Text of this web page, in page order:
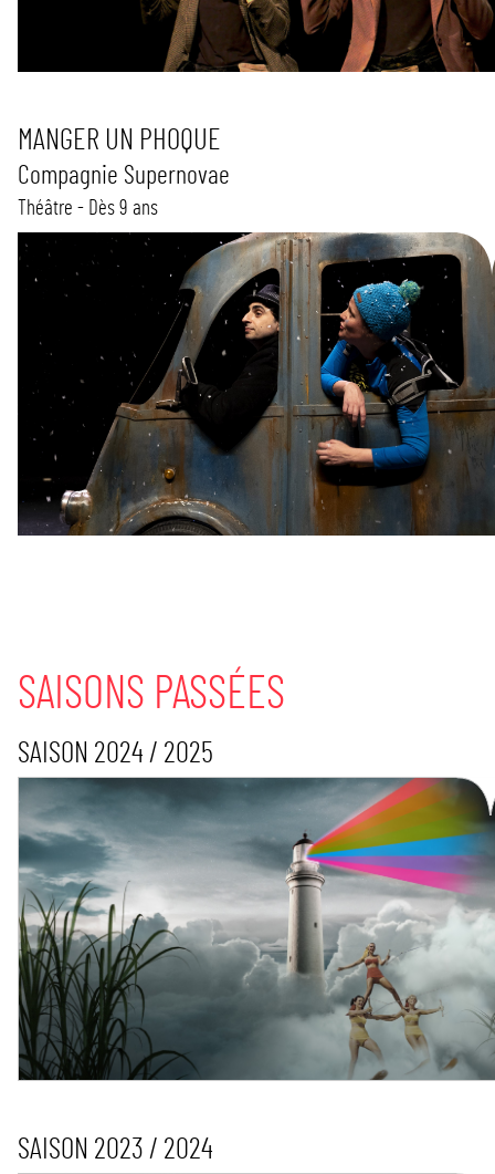
MANGER UN PHOQUE
Compagnie Supernovae
Théâtre - Dès 9 ans
SAISONS PASSÉES
SAISON 2024 / 2025
SAISON 2023 / 2024